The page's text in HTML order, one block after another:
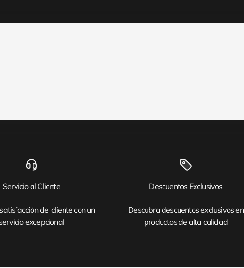
Servicio al Cliente
del cliente con un
excepcional
Descuentos Exclusivos
Descubra descuentos exclusivos en
productos de alta calidad